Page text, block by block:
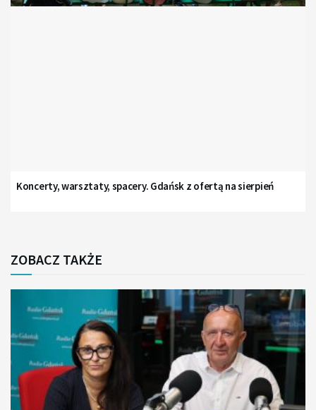
Koncerty, warsztaty, spacery. Gdańsk z ofertą na sierpień
ZOBACZ TAKŻE